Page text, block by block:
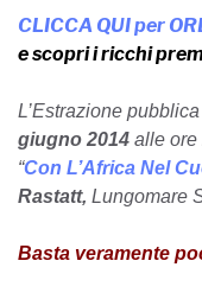
CLICCA QUIper
e scopri i ricchi
L’Estrazione
giugno 2014 alle ore
“Con L’Africa Nel
Rastatt, Lungomare
Basta veramente